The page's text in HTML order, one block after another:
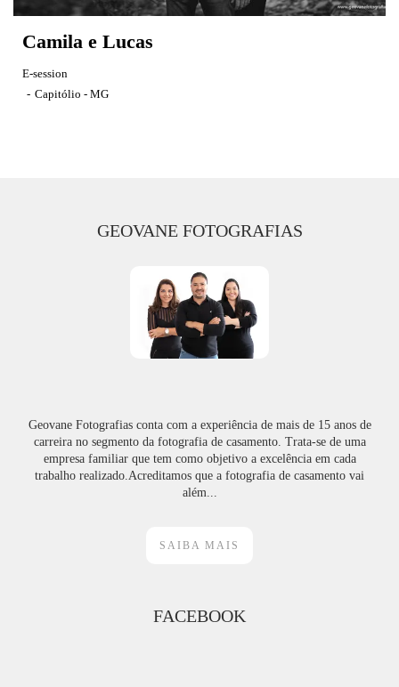
Camila e Lucas
E-session
Capitólio - MG
GEOVANE FOTOGRAFIAS
Geovane Fotografias conta com a experiência de mais de 15 anos de
carreira no segmento da fotografia de casamento. Trata-se de uma
empresa familiar que tem como objetivo a excelência em cada
trabalho realizado.Acreditamos que a fotografia de casamento vai
além...
SAIBA MAIS
FACEBOOK